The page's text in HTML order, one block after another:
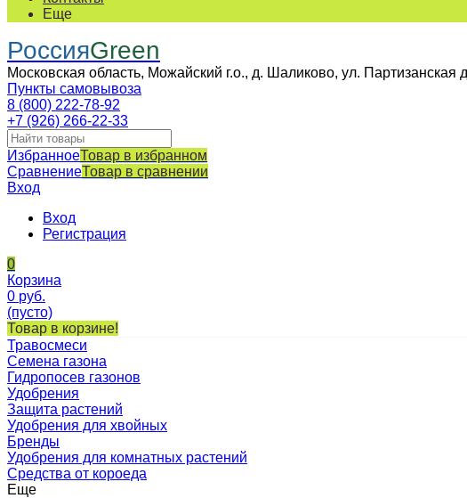
Еще
РоссияGreen
Московская область, Можайский г.о., д. Шаликово, ул. Партизанская
Пункты самовывоза
8 (800) 222-78-92
+7 (926) 266-22-33
ИзбранноеТовар в избранном
СравнениеТовар в сравнении
Вход
Вход
Регистрация
0
Корзина
0 руб.
(пусто)
Товар в корзине!
Травосмеси
Семена газона
Гидропосев газонов
Удобрения
Защита растений
Удобрения для хвойных
Бренды
Удобрения для комнатных растений
Средства от короеда
Еще